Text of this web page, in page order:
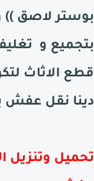
بوستر لاصق ))
بتجميع و
قطع الاثاث
دينا نقل عفش
تحميل وتنزيل